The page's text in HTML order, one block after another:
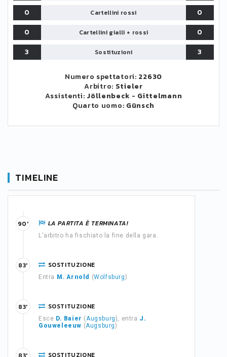
0
Cartellini rossi
0
0
Cartellini gialli + rossi
0
3
Sostituzioni 3
Numero spettatori: 22630
Arbitro: Stieler
Assistenti: Jöllenbeck - Gittelmann
Quarto uomo: Günsch
TIMELINE
LA PARTITA È TERMINATA!
L'arbitro ha fischiato la fine della gara.
90'
SOSTITUZIONE
Entra M. Arnold (Wolfsburg)
83'
SOSTITUZIONE
Esce D. Baier (Augsburg), entra J.
Gouweleeuw (Augsburg)
83'
SOSTITUZIONE